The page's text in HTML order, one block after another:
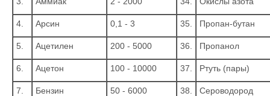
4. Арсин 0,1 - 3 35. Пропан-бутан
5. Ацетилен 200 - 5000 36. Пропанол
6. Ацетон 100 - 10000 37. Ртуть (пары)
7. Бензин 50 - 6000 38. Сероводород